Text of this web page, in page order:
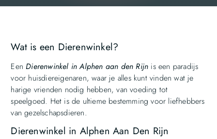
Wat is een Dierenwinkel?
EenDierenwinkel in Alphen aan den Rijn is een paradijs
voor huisdiereigenaren, waar je alles kunt vinden wat je
harige vrienden nodig hebben, van voeding tot
speelgoed. Het is de ultieme bestemming voor liefhebbers
van gezelschapsdieren.
Dierenwinkel in Alphen Aan Den Rijn